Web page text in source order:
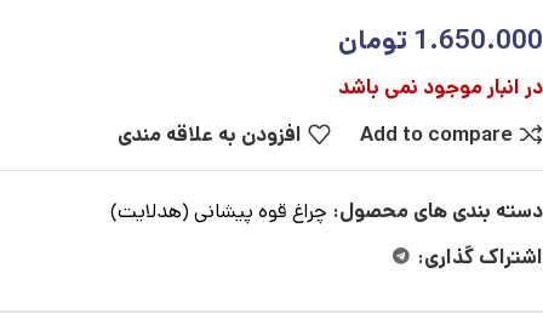
1.650.000 تومان
در انبار موجود نمی باشد
Add to compare
افزودن به علاقه مندی
دسته بندی های محصول: چراغ قوه پیشانی (هدلایت)
اشتراک گذاری: